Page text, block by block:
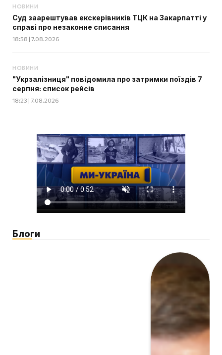
НОВИНИ
Суд заарештував екскерівників ТЦК на Закарпатті у
справі про незаконне списання
18:58 | 7.08.2026
НОВИНИ
"Укрзалізниця" повідомила про затримки поїздів 7
серпня: список рейсів
18:23 | 7.08.2026
Блоги